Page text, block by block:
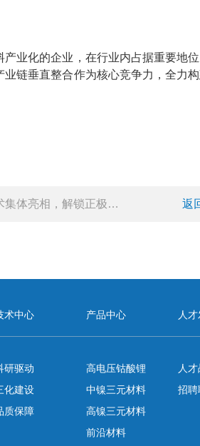
产业化的企业，在行业内占据重要地
业链垂直整合作为核心竞争力，全力
，解锁正极材料性能天花板 返
术中心
研驱动
化建设
质保障
产品中心
高电压钴酸锂
中镍三元材料
高镍三元材料
前沿材料
人
人
招聘